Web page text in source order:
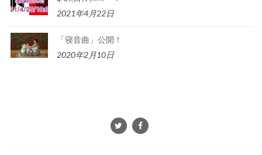
2021年4月22日
「寝音曲」公開！
2020年2月10日